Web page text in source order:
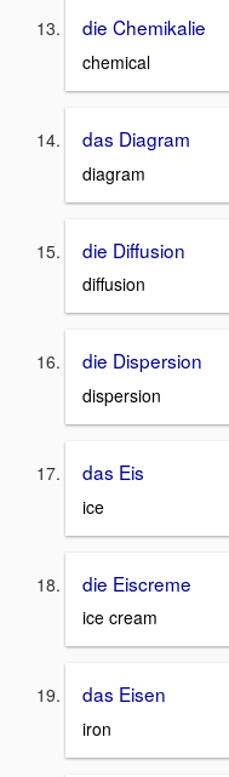
die Chemikalie
chemical
das Diagram
diagram
die Diffusion
diffusion
die Dispersion
dispersion
das Eis
ice
die Eiscreme
ice cream
das Eisen
iron